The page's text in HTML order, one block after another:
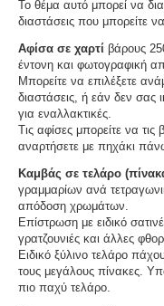
Το θέμα αυτό μπορεί να
διαστάσεις που μπορείτε να
Αφίσα σε χαρτί βάρους
έντονη και φωτογραφική
Μπορείτε να επιλέξετε
διαστάσεις, ή εάν δεν σας
για εναλλακτικές.
Τις αφίσες μπορείτε να τις
αναρτήσετε με πηχάκι
Καμβάς σε τελάρο
γραμμαρίων ανά
απόδοση χρωμάτων.
Επίστρωση με ειδικό
γρατζουνιές και άλλες
Ειδικό ξύλινο τελάρο
τους μεγάλους πίνακες.
πιο παχύ τελάρο.